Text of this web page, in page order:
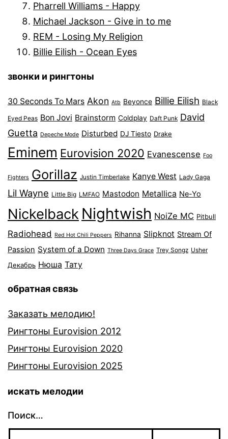
Pharrell Williams - Happy
Michael Jackson - Give in to me
REM - Losing My Religion
Billie Eilish - Ocean Eyes
звонки и рингтоны
30 Seconds To Mars Akon Atb Beyonce Billie Eilish Black
Eyed Peas Bon Jovi Brainstorm Coldplay Daft Punk David
Guetta Depeche Mode Disturbed DJ Tiesto Drake
Eminem Eurovision 2020 Evanescense Foo
Fighters Gorillaz Justin Timberlake Kanye West Lady Gaga
Lil Wayne Little Big LMFAO Mastodon Metallica Ne-Yo
Nickelback Nightwish NoiZe MC Pitbull
Radiohead Red Hot Chili Peppers Rihanna Slipknot Stream Of
Passion System of a Down Three Days Grace Trey Songz Usher
Декабрь Нюша Тату
обратная связь
Заказать мелодию!
Рингтоны Eurovision 2012
Рингтоны Eurovision 2020
Рингтоны Eurovision 2025
искать мелодии
Поиск…